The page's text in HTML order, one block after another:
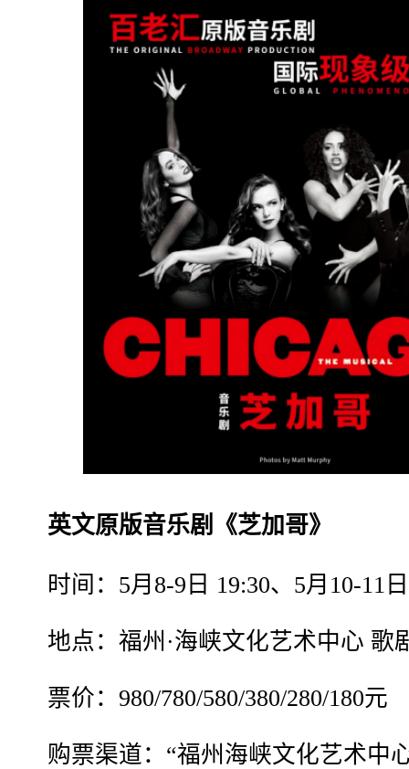
英文原版音乐剧《芝加哥》
时间：5月8-9日 19:30、5月10-11日
地点：福州·海峡文化艺术中心 歌
票价：980/780/580/380/280/180元
购票渠道：“福州海峡文化艺术中